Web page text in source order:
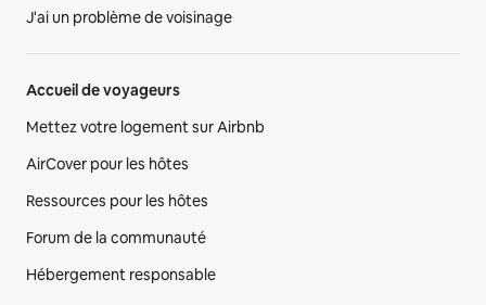
J'ai un problème de voisinage
Accueil de voyageurs
Mettez votre logement sur Airbnb
AirCover pour les hôtes
Ressources pour les hôtes
Forum de la communauté
Hébergement responsable